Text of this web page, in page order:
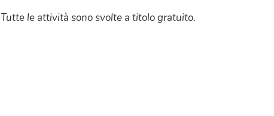
Tutte le attività sono svolte a titolo gratuito.